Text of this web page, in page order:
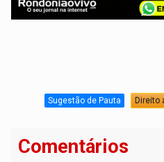
Sugestão de Pauta Direito
Comentários